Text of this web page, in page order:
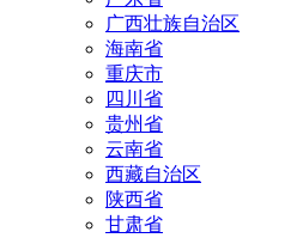
广西壮族自治区
海南省
重庆市
四川省
贵州省
云南省
西藏自治区
陕西省
甘肃省